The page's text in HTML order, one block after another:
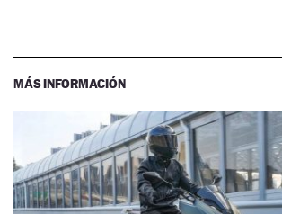
MÁS INFORMACIÓN